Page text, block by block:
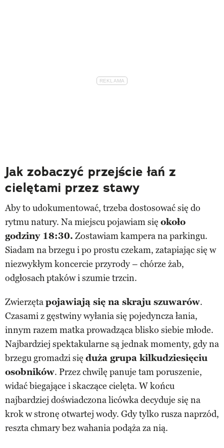
Jak zobaczyć przejście łań z
cielętami przez stawy
Aby to udokumentować, trzeba dostosować się do
rytmu natury. Na miejscu pojawiam się około
godziny 18:30. Zostawiam kampera na parkingu.
Siadam na brzegu i po prostu czekam, zatapiając się w
niezwykłym koncercie przyrody – chórze żab,
odgłosach ptaków i szumie trzcin.
Zwierzętapojawiają się na skraju szuwarów.
Czasami z gęstwiny wyłania się pojedyncza łania,
innym razem matka prowadząca blisko siebie młode.
Najbardziej spektakularne są jednak momenty, gdy na
brzegu gromadzi się duża grupa kilkudziesięciu
osobników. Przez chwilę panuje tam poruszenie,
widać biegające i skaczące cielęta. W końcu
najbardziej doświadczona licówka decyduje się na
krok w stronę otwartej wody. Gdy tylko rusza naprzód,
reszta chmary bez wahania podąża za nią.